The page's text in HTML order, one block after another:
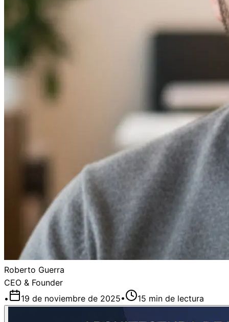
Roberto Guerra
CEO & Founder
•
19 de noviembre de 2025• 15 min de lectura